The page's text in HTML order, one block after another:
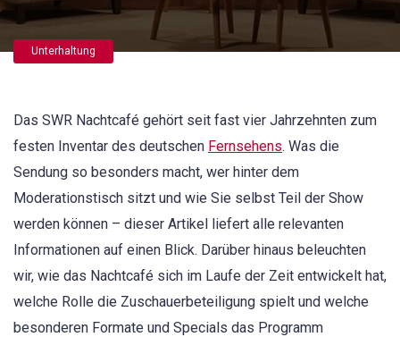
Unterhaltung
Das SWR Nachtcafé gehört seit fast vier Jahrzehnten zum
festen Inventar des deutschen Fernsehens. Was die
Sendung so besonders macht, wer hinter dem
Moderationstisch sitzt und wie Sie selbst Teil der Show
werden können – dieser Artikel liefert alle relevanten
Informationen auf einen Blick. Darüber hinaus beleuchten
wir, wie das Nachtcafé sich im Laufe der Zeit entwickelt hat,
welche Rolle die Zuschauerbeteiligung spielt und welche
besonderen Formate und Specials das Programm